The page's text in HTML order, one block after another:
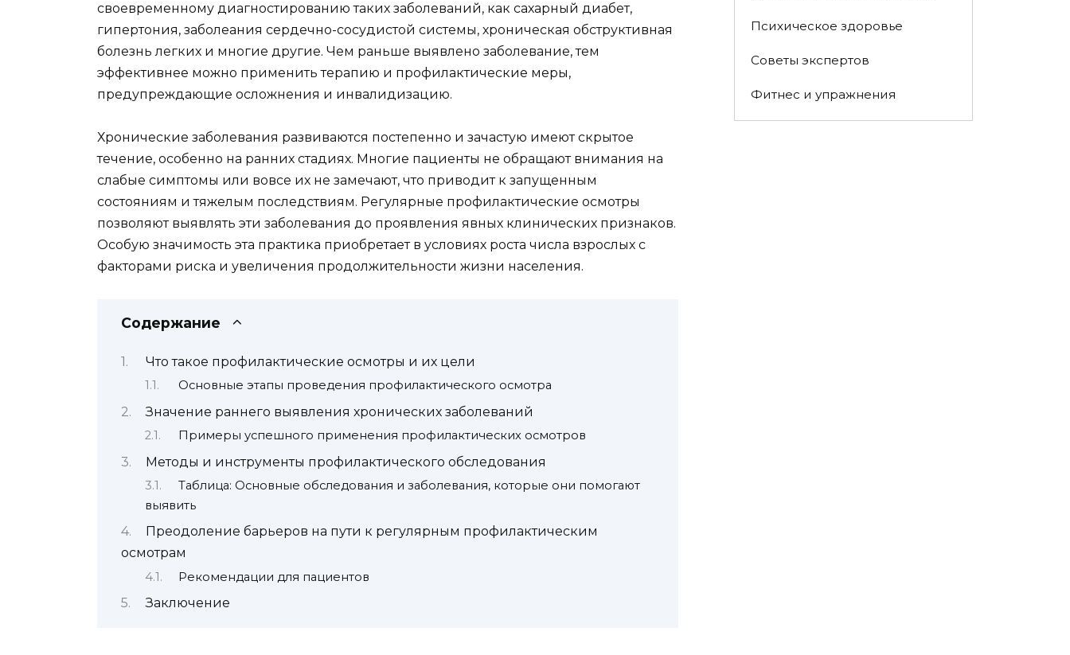
своевременному диагностированию таких заболеваний, как сахарный диабет,
гипертония, заболеания сердечно-сосудистой системы, хроническая обструктивная
болезнь легких и многие другие. Чем раньше выявлено заболевание, тем
эффективнее можно применить терапию и профилактические меры,
предупреждающие осложнения и инвалидизацию.
Хронические заболевания развиваются постепенно и зачастую имеют скрытое
течение, особенно на ранних стадиях. Многие пациенты не обращают внимания на
слабые симптомы или вовсе их не замечают, что приводит к запущенным
состояниям и тяжелым последствиям. Регулярные профилактические осмотры
позволяют выявлять эти заболевания до проявления явных клинических признаков.
Особую значимость эта практика приобретает в условиях роста числа взрослых с
факторами риска и увеличения продолжительности жизни населения.
Содержание
Что такое профилактические осмотры и их цели
Основные этапы проведения профилактического осмотра
Значение раннего выявления хронических заболеваний
Примеры успешного применения профилактических осмотров
Методы и инструменты профилактического обследования
Таблица: Основные обследования и заболевания, которые они помогают
выявить
Преодоление барьеров на пути к регулярным профилактическим
осмотрам
Рекомендации для пациентов
Заключение
Психическое здоровье
Советы экспертов
Фитнес и упражнения